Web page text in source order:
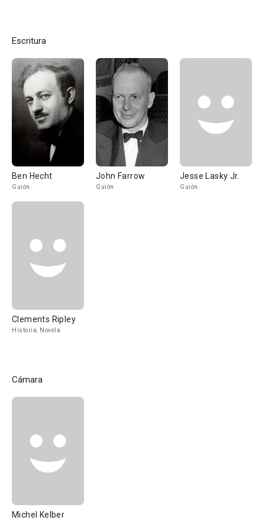
Escritura
Ben Hecht
Guión
John Farrow
Guión
Jesse Lasky Jr.
Guión
Clements Ripley
Historia, Novela
Cámara
Michel Kelber